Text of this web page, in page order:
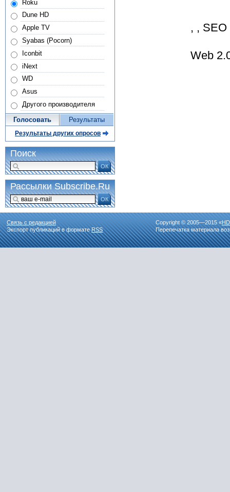
, ,
Web
Roku
Dune HD
Apple TV
Syabas (Pocorn)
Iconbit
iNext
WD
Asus
Другого производителя
Голосовать Результаты
Результаты других опросов
Поиск
ОК
Рассылки Subscribe.Ru
ОК
Связь с редакцией
Экспорт публикаций в форматеRSS
Copyright © 2005—2015 «
Перепечатка материала